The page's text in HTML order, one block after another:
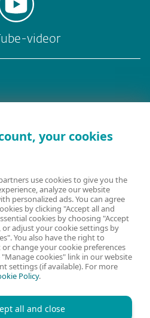
videor
your cookies
use cookies to give you the
analyze our website
personalized ads. You can agree
by clicking "Accept all and
cookies by choosing "Accept
or adjust your cookie settings by
You also have the right to
change your cookie preferences
cookies" link in our website
settings (if available). For more
Policy.
all and close